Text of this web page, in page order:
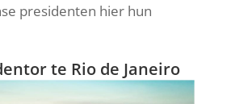
presidenten hier hun
te Rio de Janeiro